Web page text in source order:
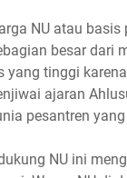
NU atau basis
besar dari
yang tinggi
ajaran
pesantren
NU ini